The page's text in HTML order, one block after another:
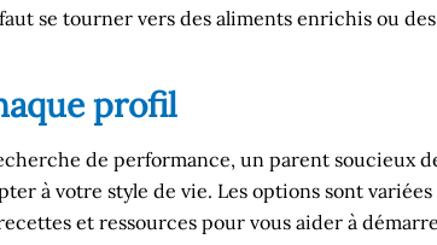
se tourner vers des aliments enrichis ou
profil
de performance, un parent soucieux
à votre style de vie. Les options sont
et ressources pour vous aider à